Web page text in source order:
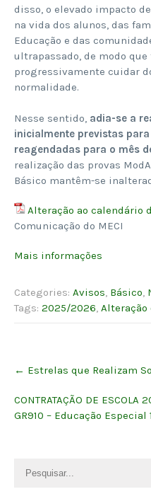
disso, o elevado impacto
na vida dos alunos, das
Educação e das
ultrapassado, de modo que
progressivamente cuidar
normalidade.
Nesse sentido, adia-se a
inicialmente previstas
reagendadas para o mês
realização das provas
Básico mantêm-se
Alteração ao calendário
Comunicação do MECI
Mais informações
Categories: Avisos, Básico,
Tags: 2025/2026, Alteração
navigation
← Estrelas que Realizam
CONTRATAÇÃO DE
GR910 – Educação Especial